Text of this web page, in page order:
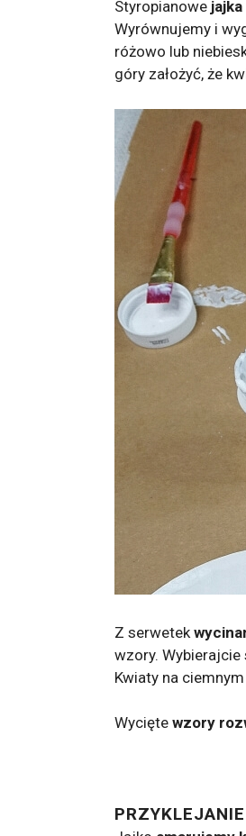
Styropianowe
Wyrównujemy i
różowo lub
góry założyć, że
Z serwetek
wzory. Wybierajcie
Kwiaty na
Wycięte wzory